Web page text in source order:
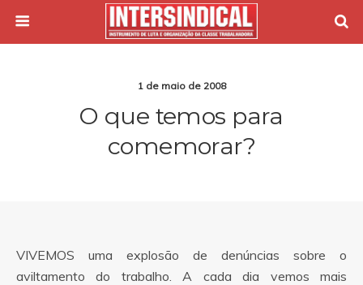
1 de maio de 2008
O que temos para
comemorar?
VIVEMOS uma explosão de denúncias sobre o
aviltamento do trabalho. A cada dia vemos mais